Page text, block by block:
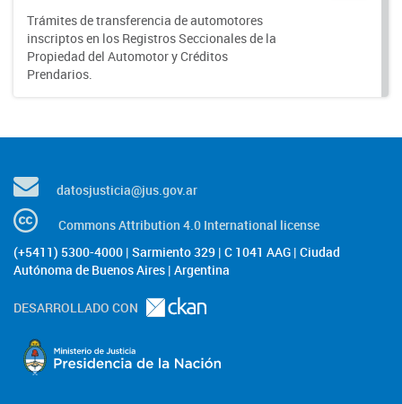
Trámites de transferencia de automotores
inscriptos en los Registros Seccionales de la
Propiedad del Automotor y Créditos
Prendarios.
datosjusticia@jus.gov.ar
Commons Attribution 4.0 International license
(+5411) 5300-4000 | Sarmiento 329 | C 1041 AAG | Ciudad
Autónoma de Buenos Aires | Argentina
DESARROLLADO CON